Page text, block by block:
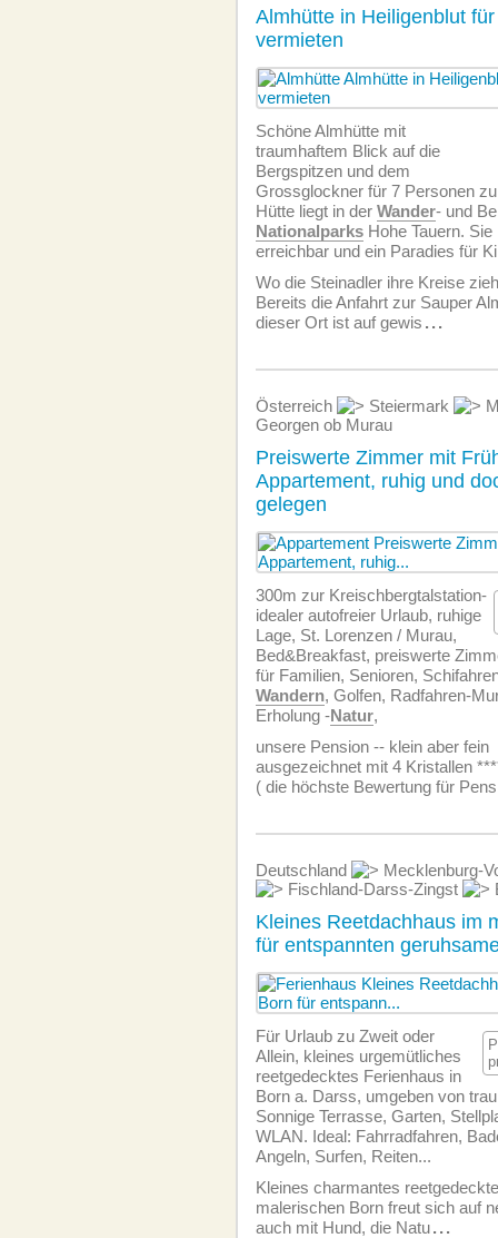
Almhütte in Heiligenblut
vermieten
Schöne Almhütte mit
traumhaftem Blick auf die
Bergspitzen und dem
Grossglockner für 7 Personen
Hütte liegt in der Wander- und
Nationalparks Hohe Tauern.
erreichbar und ein Paradies für
Wo die Steinadler ihre Kreise
Bereits die Anfahrt zur Sauper
dieser Ort ist auf gewis ...
Österreich Steiermark
Georgen ob Murau
Preiswerte Zimmer mit
Appartement, ruhig und
gelegen
300m zur Kreischbergtalstation-
idealer autofreier Urlaub, ruhige
Lage, St. Lorenzen / Murau,
Bed&Breakfast, preiswerte
für Familien, Senioren,
Wandern, Golfen, Radfahren-
Erholung -Natur,
unsere Pension -- klein aber fein
ausgezeichnet mit 4 Kristallen
( die höchste Bewertung für
Deutschland
Mecklenburg-
Fischland-Darss-Zingst
Kleines Reetdachhaus im
für entspannten
Für Urlaub zu Zweit oder
Allein, kleines urgemütliches
reetgedecktes Ferienhaus in
Born a. Darss, umgeben von
Sonnige Terrasse, Garten,
WLAN. Ideal: Fahrradfahren,
Angeln, Surfen, Reiten...
Kleines charmantes
malerischen Born freut sich auf
auch mit Hund, die Natu...